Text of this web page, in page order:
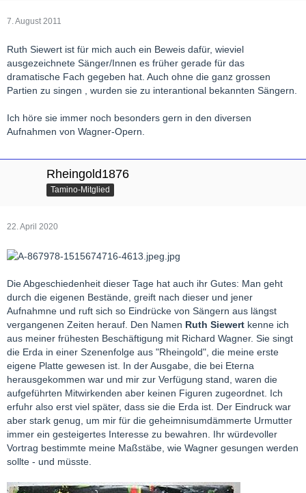
7. August 2011
Ruth Siewert ist für mich auch ein Beweis dafür, wieviel
ausgezeichnete Sänger/Innen es früher gerade für das
dramatische Fach gegeben hat. Auch ohne die ganz grossen
Partien zu singen , wurden sie zu interantional bekannten Sängern.
Ich höre sie immer noch besonders gern in den diversen
Aufnahmen von Wagner-Opern.
Rheingold1876
Tamino-Mitglied
22. April 2020
Die Abgeschiedenheit dieser Tage hat auch ihr Gutes: Man geht
durch die eigenen Bestände, greift nach dieser und jener
Aufnahmne und ruft sich so Eindrücke von Sängern aus längst
vergangenen Zeiten herauf. Den Namen Ruth Siewert kenne ich
aus meiner frühesten Beschäftigung mit Richard Wagner. Sie singt
die Erda in einer Szenenfolge aus "Rheingold", die meine erste
eigene Platte gewesen ist. In der Ausgabe, die bei Eterna
herausgekommen war und mir zur Verfügung stand, waren die
aufgeführten Mitwirkenden aber keinen Figuren zugeordnet. Ich
erfuhr also erst viel später, dass sie die Erda ist. Der Eindruck war
aber stark genug, um mir für die geheimnisumdämmerte Urmutter
immer ein gesteigertes Interesse zu bewahren. Ihr würdevoller
Vortrag bestimmte meine Maßstäbe, wie Wagner gesungen werden
sollte - und müsste.